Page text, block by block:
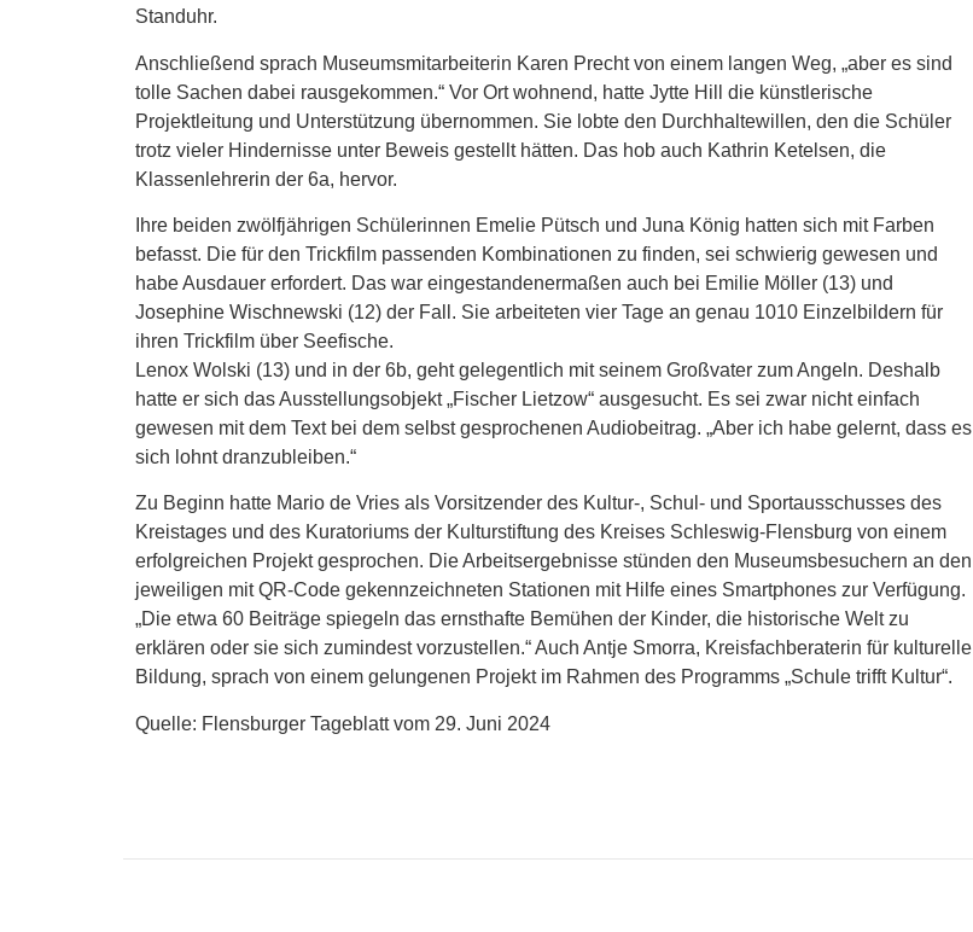
Standuhr.
Anschließend sprach Museumsmitarbeiterin Karen Precht von einem langen Weg, „aber es sind
tolle Sachen dabei rausgekommen.“ Vor Ort wohnend, hatte Jytte Hill die künstlerische
Projektleitung und Unterstützung übernommen. Sie lobte den Durchhaltewillen, den die Schüler
trotz vieler Hindernisse unter Beweis gestellt hätten. Das hob auch Kathrin Ketelsen, die
Klassenlehrerin der 6a, hervor.
Ihre beiden zwölfjährigen Schülerinnen Emelie Pütsch und Juna König hatten sich mit Farben
befasst. Die für den Trickfilm passenden Kombinationen zu finden, sei schwierig gewesen und
habe Ausdauer erfordert. Das war eingestandenermaßen auch bei Emilie Möller (13) und
Josephine Wischnewski (12) der Fall. Sie arbeiteten vier Tage an genau 1010 Einzelbildern für
ihren Trickfilm über Seefische.
Lenox Wolski (13) und in der 6b, geht gelegentlich mit seinem Großvater zum Angeln. Deshalb
hatte er sich das Ausstellungsobjekt „Fischer Lietzow“ ausgesucht. Es sei zwar nicht einfach
gewesen mit dem Text bei dem selbst gesprochenen Audiobeitrag. „Aber ich habe gelernt, dass es
sich lohnt dranzubleiben.“
Zu Beginn hatte Mario de Vries als Vorsitzender des Kultur-, Schul- und Sportausschusses des
Kreistages und des Kuratoriums der Kulturstiftung des Kreises Schleswig-Flensburg von einem
erfolgreichen Projekt gesprochen. Die Arbeitsergebnisse stünden den Museumsbesuchern an den
jeweiligen mit QR-Code gekennzeichneten Stationen mit Hilfe eines Smartphones zur Verfügung.
„Die etwa 60 Beiträge spiegeln das ernsthafte Bemühen der Kinder, die historische Welt zu
erklären oder sie sich zumindest vorzustellen.“ Auch Antje Smorra, Kreisfachberaterin für kulturelle
Bildung, sprach von einem gelungenen Projekt im Rahmen des Programms „Schule trifft Kultur“.
Quelle: Flensburger Tageblatt vom 29. Juni 2024